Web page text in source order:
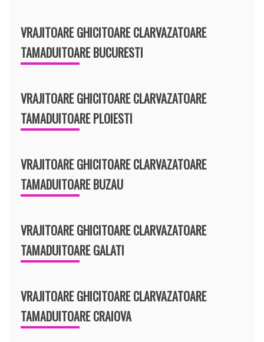
VRAJITOARE GHICITOARE CLARVAZATOARE
TAMADUITOARE BUCURESTI
VRAJITOARE GHICITOARE CLARVAZATOARE
TAMADUITOARE PLOIESTI
VRAJITOARE GHICITOARE CLARVAZATOARE
TAMADUITOARE BUZAU
VRAJITOARE GHICITOARE CLARVAZATOARE
TAMADUITOARE GALATI
VRAJITOARE GHICITOARE CLARVAZATOARE
TAMADUITOARE CRAIOVA